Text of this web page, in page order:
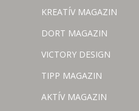
KREATÍV MAGAZIN
DORT MAGAZIN
VICTORY DESIGN
TIPP MAGAZIN
AKTÍV MAGAZIN